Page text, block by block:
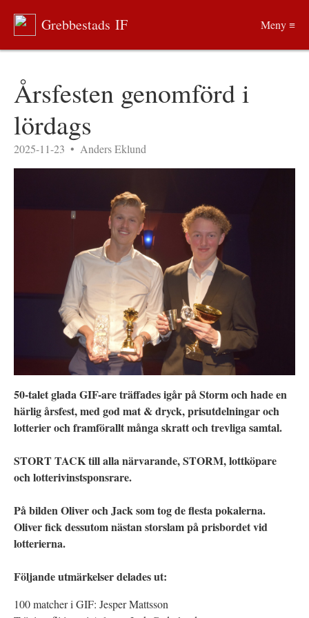
Årsfesten genomförd i
lördags
2025-11-23 • Anders Eklund
50-talet glada GIF-are träffades igår på Storm och hade en
härlig årsfest, med god mat & dryck, prisutdelningar och
lotterier och framförallt många skratt och trevliga samtal.
STORT TACK till alla närvarande, STORM, lottköpare
och lotterivinstsponsrare.
På bilden Oliver och Jack som tog de flesta pokalerna.
Oliver fick dessutom nästan storslam på prisbordet vid
lotterierna.
Följande utmärkelser delades ut:
100 matcher i GIF: Jesper Mattsson
Grebbestads IF Meny ≡